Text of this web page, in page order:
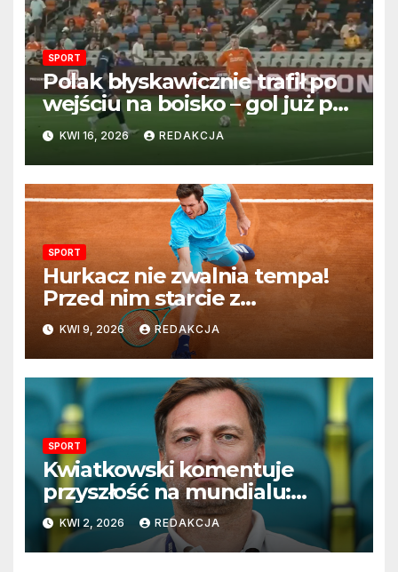
SPORT
Polak błyskawicznie trafił po
wejściu na boisko – gol już po
22 sekundach!
KWI 16, 2026 REDAKCJA
SPORT
Hurkacz nie zwalnia tempa!
Przed nim starcie z
Vacherotem w trzeciej
rundzie Monte Carlo
KWI 9, 2026 REDAKCJA
SPORT
Kwiatkowski komentuje
przyszłość na mundialu:
„Rozważamy rezygnację”
KWI 2, 2026 REDAKCJA